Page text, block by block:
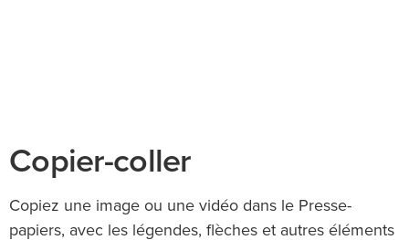
Copier-coller
Copiez une image ou une vidéo dans le Presse-
papiers, avec les légendes, flèches et autres éléments